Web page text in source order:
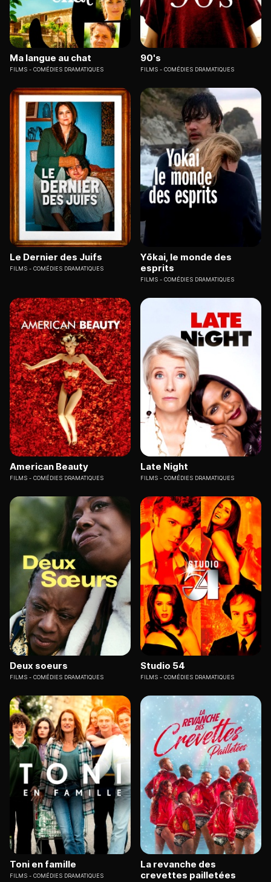
Ma langue au chat
FILMS COMÉDIES DRAMATIQUES
90's
FILMS COMÉDIES DRAMATIQUES
Le Dernier des Juifs
FILMS COMÉDIES DRAMATIQUES
Yōkai, le monde des
esprits
FILMS COMÉDIES DRAMATIQUES
American Beauty
FILMS COMÉDIES DRAMATIQUES
Late Night
FILMS COMÉDIES DRAMATIQUES
Deux soeurs
FILMS COMÉDIES DRAMATIQUES
Studio 54
FILMS COMÉDIES DRAMATIQUES
Toni en famille
FILMS COMÉDIES DRAMATIQUES
La revanche des
crevettes pailletées